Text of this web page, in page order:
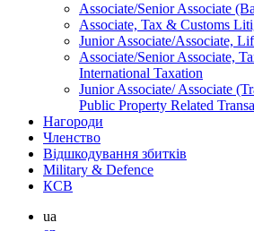
Associate/Senior Associate
Associate, Tax & Customs
Junior Associate/Associate,
Associate/Senior Associate,
International Taxation
Junior Associate/ Associate
Public Property Related
Нагороди
Членство
Відшкодування збитків
Military & Defence
КСВ
ua